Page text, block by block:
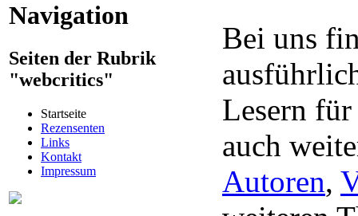
Navigation
Seiten der Rubrik
"webcritics"
Startseite
Rezensenten
Links
Kontakt
Impressum
Bei uns
Lesern für
auch
Autoren,